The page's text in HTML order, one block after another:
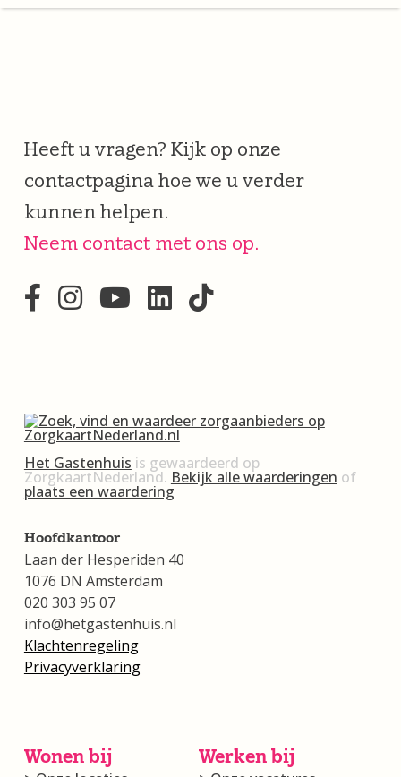
Heeft u vragen? Kijk op onze
contactpagina hoe we u verder
kunnen helpen.
Neem contact met ons op.
Het Gastenhuis is gewaardeerd op
ZorgkaartNederland. Bekijk alle waarderingen of
plaats een waardering
Hoofdkantoor
Laan der Hesperiden 40
1076 DN Amsterdam
020 303 95 07
info@hetgastenhuis.nl
Klachtenregeling
Privacyverklaring
Wonen bij Werken bij